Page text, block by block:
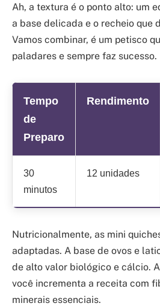
Ah, a textura é o ponto alto: um
a base delicada e o recheio que
Vamos combinar, é um petisco
paladares e sempre faz sucesso.
Tempo
de
Preparo
Rendimento
30
minutos
12 unidades
Nutricionalmente, as mini
adaptadas. A base de ovos e
de alto valor biológico e cálcio.
você incrementa a receita com
minerais essenciais.